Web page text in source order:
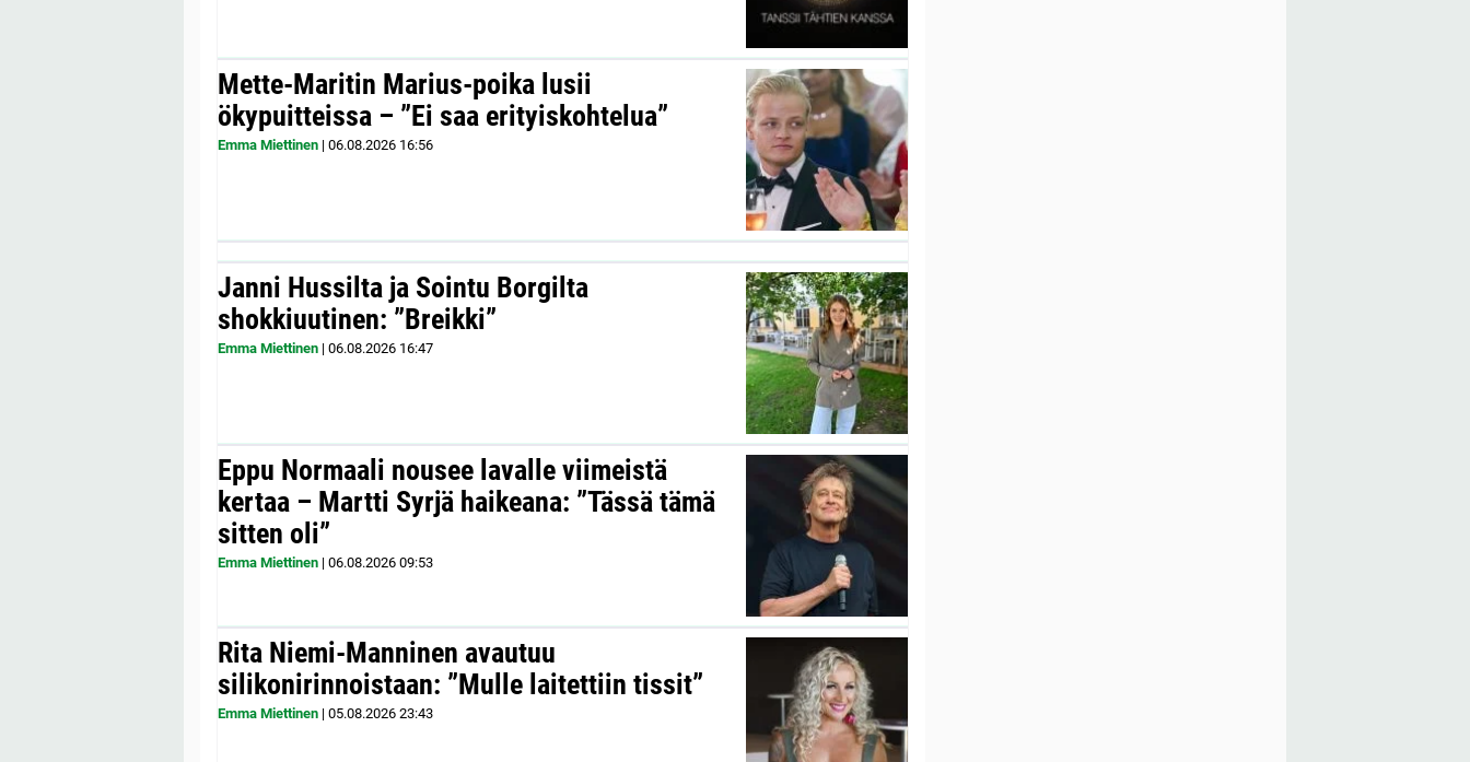
Mette-Maritin Marius-poika lusii
ökypuitteissa – ”Ei saa erityiskohtelua”
Emma Miettinen | 06.08.2026 16:56
Janni Hussilta ja Sointu Borgilta
shokkiuutinen: ”Breikki”
Emma Miettinen | 06.08.2026 16:47
Eppu Normaali nousee lavalle viimeistä
kertaa – Martti Syrjä haikeana: ”Tässä tämä
sitten oli”
Emma Miettinen | 06.08.2026 09:53
Rita Niemi-Manninen avautuu
silikonirinnoistaan: ”Mulle laitettiin tissit”
Emma Miettinen | 05.08.2026 23:43